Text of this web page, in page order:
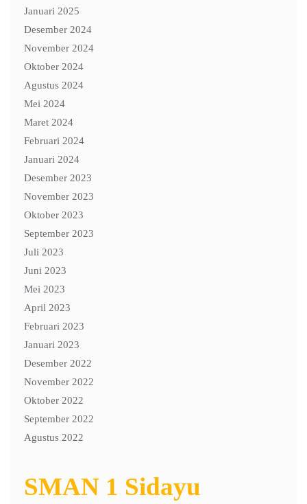
Januari 2025
Desember 2024
November 2024
Oktober 2024
Agustus 2024
Mei 2024
Maret 2024
Februari 2024
Januari 2024
Desember 2023
November 2023
Oktober 2023
September 2023
Juli 2023
Juni 2023
Mei 2023
April 2023
Februari 2023
Januari 2023
Desember 2022
November 2022
Oktober 2022
September 2022
Agustus 2022
SMAN 1 Sidayu